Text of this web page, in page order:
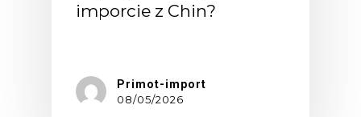
imporcie z Chin?
Primot-import
08/05/2026